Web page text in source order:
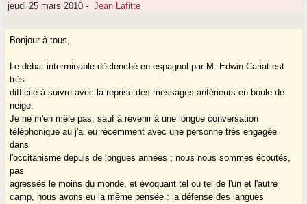
jeudi 25 mars 2010 - Jean Lafitte
Bonjour à tous,
Le débat interminable déclenché en espagnol par M. Edwin Cariat est
très
difficile à suivre avec la reprise des messages antérieurs en boule de
neige.
Je ne m'en mêle pas, sauf à revenir à une longue conversation
téléphonique au j'ai eu récemment avec une personne très engagée
dans
l'occitanisme depuis de longues années ; nous nous sommes écoutés,
pas
agressés le moins du monde, et évoquant tel ou tel de l'un et l'autre
camp, nous avons eu la même pensée : la défense des langues